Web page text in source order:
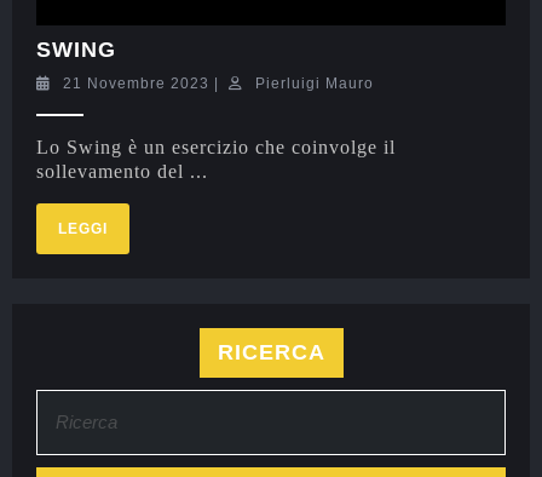
SWING
21 Novembre 2023 | Pierluigi Mauro
Lo Swing è un esercizio che coinvolge il
sollevamento del ...
LEGGI
RICERCA